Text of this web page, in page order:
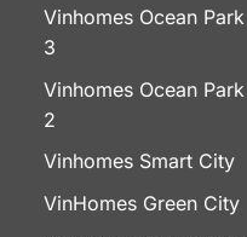
Vinhomes Ocean Park
3
Vinhomes Ocean Park
2
Vinhomes Smart City
VinHomes Green City